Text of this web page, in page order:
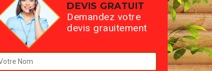
DEVIS GRATUIT
Demandez votre
devis grauitement